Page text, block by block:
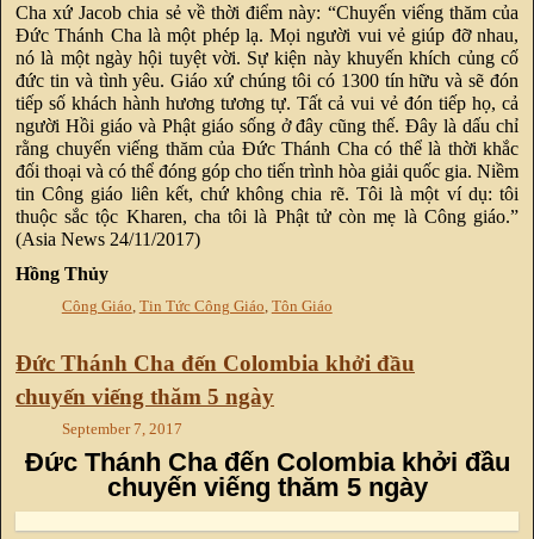
Cha xứ Jacob chia sẻ về thời điểm này: “Chuyến viếng thăm của
Đức Thánh Cha là một phép lạ. Mọi người vui vẻ giúp đỡ nhau,
nó là một ngày hội tuyệt vời. Sự kiện này khuyến khích củng cố
đức tin và tình yêu. Giáo xứ chúng tôi có 1300 tín hữu và sẽ đón
tiếp số khách hành hương tương tự. Tất cả vui vẻ đón tiếp họ, cả
người Hồi giáo và Phật giáo sống ở đây cũng thế. Đây là dấu chỉ
rằng chuyến viếng thăm của Đức Thánh Cha có thể là thời khắc
đối thoại và có thể đóng góp cho tiến trình hòa giải quốc gia. Niềm
tin Công giáo liên kết, chứ không chia rẽ. Tôi là một ví dụ: tôi
thuộc sắc tộc Kharen, cha tôi là Phật tử còn mẹ là Công giáo.”
(Asia News 24/11/2017)
Hồng Thủy
Công Giáo, Tin Tức Công Giáo, Tôn Giáo
Đức Thánh Cha đến Colombia khởi đầu
chuyến viếng thăm 5 ngày
September 7, 2017
Đức Thánh Cha đến Colombia khởi đầu
chuyến viếng thăm 5 ngày